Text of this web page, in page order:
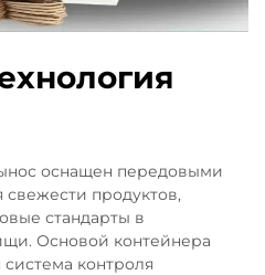
оснащен передовыми
свежести продуктов,
стандарты в
Основой контейнера
система контроля